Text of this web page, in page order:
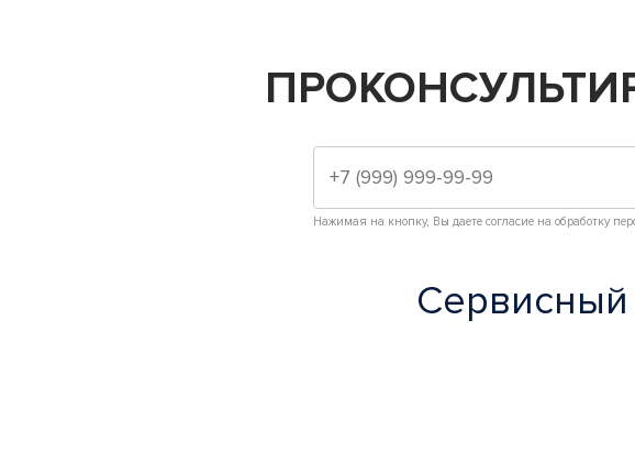
Нажимая на кнопку, Вы даете согласие на обработку
Сервисный